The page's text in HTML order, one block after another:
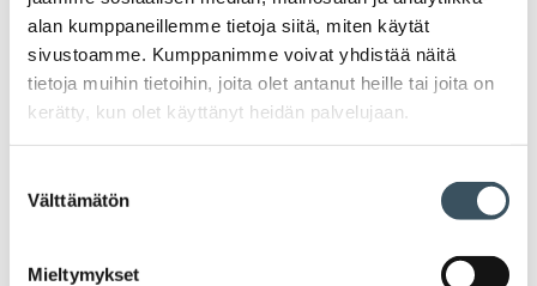
alan kumppaneillemme tietoja siitä, miten käytät
sivustoamme. Kumppanimme voivat yhdistää näitä
tietoja muihin tietoihin, joita olet antanut heille tai joita on
kerätty, kun olet käyttänyt heidän palvelujaan.
valinta
Välttämätön
Mieltymykset
01.06.2020 14:54 Lausunnot autovero,valmistevero,verotus
Lausunto valmisteverotusmenettelyn
ja autoverotusmenettelyn
uudistamisesta
Kaupan liitto on antanut asiantuntijalausunnon hallituksen
esityksestä valmisteverotusmenettelyn ja
Lue lausunto: